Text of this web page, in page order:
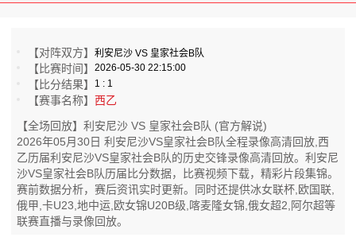
【对阵双方】利安尼沙 VS 皇家社会B队
【比赛时间】2026-05-30 22:15:00
【比分结果】 1 : 1
【赛事名称】西乙
【全场回放】利安尼沙 VS 皇家社会B队 (官方解说)
2026年05月30日 利安尼沙VS皇家社会B队全程录像高清回放,西
乙历届利安尼沙VS皇家社会B队的历史交锋录像高清回放。利安尼
沙VS皇家社会B队历届比分数据，比赛视频下载，精彩片段集锦。
赛前数据分析，赛后资讯实时更新。同时还提供冰女联杯,欧国联,
俄甲,卡U23,地中运,欧女锦U20B级,喀麦隆女锦,俄女超2,阿尔超等
联赛直播与录像回放。